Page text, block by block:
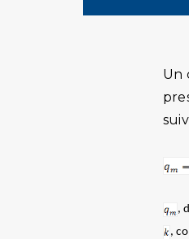
Un
,
,